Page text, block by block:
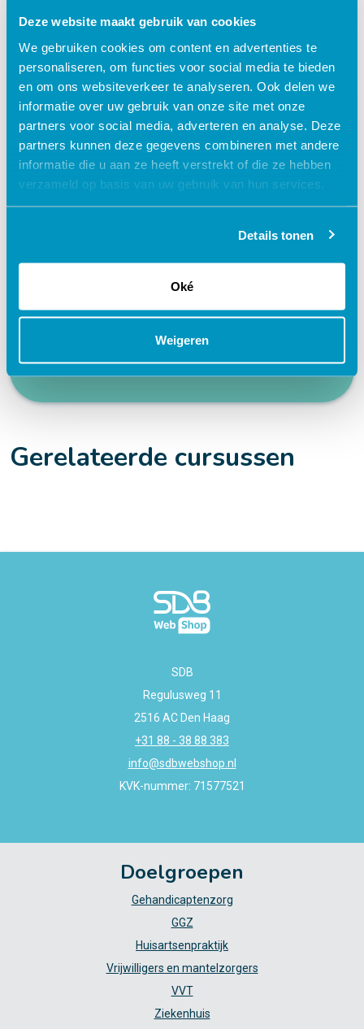
Deze website maakt gebruik van cookies
We gebruiken cookies om content en advertenties te
personaliseren, om functies voor social media te bieden
en om ons websiteverkeer te analyseren. Ook delen we
informatie over uw gebruik van onze site met onze
partners voor social media, adverteren en analyse. Deze
partners kunnen deze gegevens combineren met andere
informatie die u aan ze heeft verstrekt of die ze hebben
verzameld op basis van uw gebruik van hun services.
Details tonen
Oké
Weigeren
Waarom kiezen voor deze
e-learning?
Flexibel – leer op je eigen manier en tempo
24/7 toegang tot lesmateriaal
Accreditatiepunten worden automatisch
Gerelateerde cursussen
SDB
Regulusweg 11
2516 AC Den Haag
+31 88 - 38 88 383
info@sdbwebshop.nl
KVK-nummer: 71577521
Doelgroepen
Gehandicaptenzorg
GGZ
Huisartsenpraktijk
Vrijwilligers en mantelzorgers
VVT
Ziekenhuis